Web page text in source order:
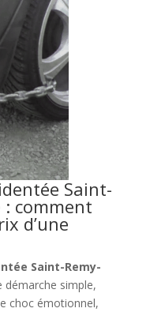
Saint-
: comment
d’une
Saint-Remy-
démarche simple,
choc émotionnel,